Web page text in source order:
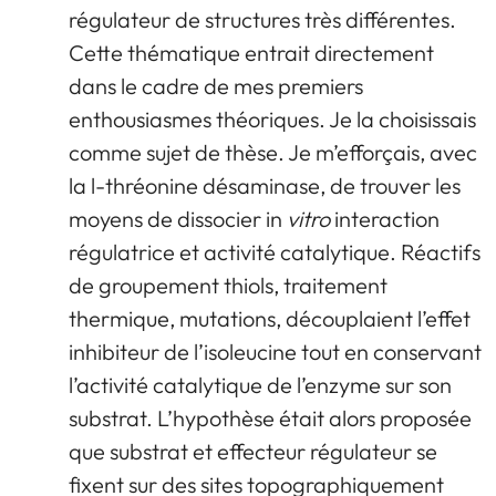
régulateur de structures très différentes.
Cette thématique entrait directement
dans le cadre de mes premiers
enthousiasmes théoriques. Je la choisissais
comme sujet de thèse. Je m’efforçais, avec
la l-thréonine désaminase, de trouver les
moyens de dissocier in vitrointeraction
régulatrice et activité catalytique. Réactifs
de groupement thiols, traitement
thermique, mutations, découplaient l’effet
inhibiteur de l’isoleucine tout en conservant
l’activité catalytique de l’enzyme sur son
substrat. L’hypothèse était alors proposée
que substrat et effecteur régulateur se
fixent sur des sites topographiquement